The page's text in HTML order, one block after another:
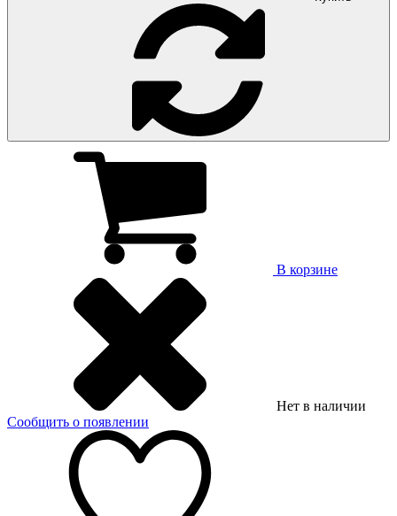
В корзине
Нет в наличии
Сообщить о появлении